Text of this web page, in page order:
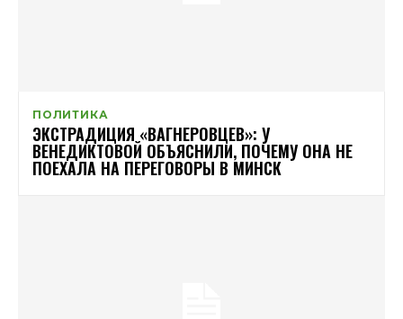
ПОЛИТИКА
ЭКСТРАДИЦИЯ «ВАГНЕРОВЦЕВ»: У
ВЕНЕДИКТОВОЙ ОБЪЯСНИЛИ, ПОЧЕМУ ОНА НЕ
ПОЕХАЛА НА ПЕРЕГОВОРЫ В МИНСК